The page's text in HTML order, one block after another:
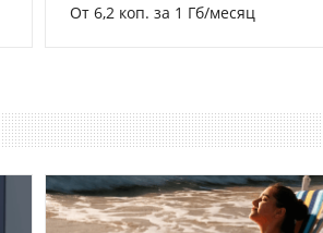
От 6,2 коп. за 1 Гб/месяц